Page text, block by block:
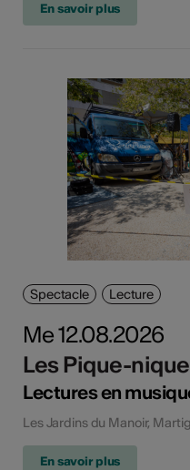
En savoir plus
Spectacle Lecture
Me 12.08.2026
Les Pique-
Lectures en
Les Jardins du Manoir,
En savoir plus